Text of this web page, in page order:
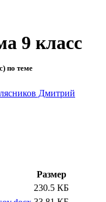
9 класс
по теме
Дмитрий
Размер
230.5 КБ